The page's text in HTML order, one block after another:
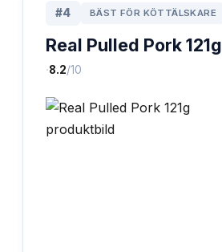
#4 BÄST FÖR KÖTTÄLSKARE
Real Pulled Pork 121g
·8.2/10